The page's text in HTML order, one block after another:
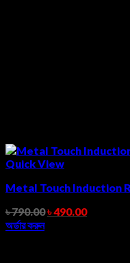
Quick View
Metal Touch Induction
৳790.00৳490.00
অর্ডার করুন